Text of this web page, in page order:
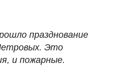
празднование
Это
и пожарные.